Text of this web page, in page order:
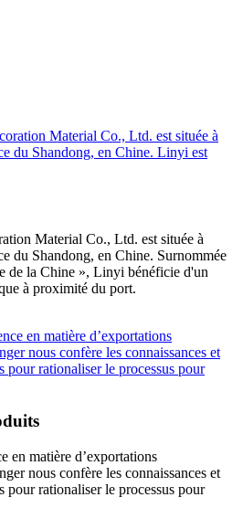
Material Co., Ltd. est située à
du Shandong, en Chine. Surnommée
de la Chine », Linyi bénéficie d'un
à proximité du port.
en matière d’exportations
nous confère les connaissances et
pour rationaliser le processus pour